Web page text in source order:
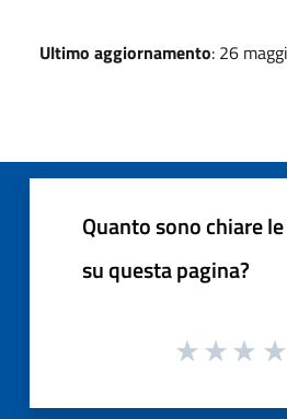
Ultimo aggiornamento: 26
Quanto sono chiare
su questa pagina?